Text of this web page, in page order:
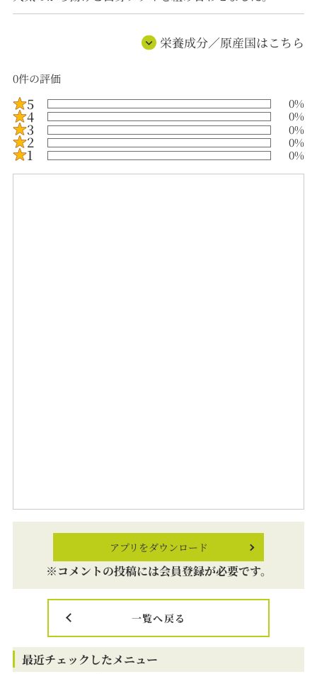
栄養成分／原産国はこちら
0件の評価
5 0%
4 0%
3 0%
2 0%
1 0%
アプリをダウンロード
※コメントの投稿には会員登録が必要です。
一覧へ戻る
最近チェックしたメニュー